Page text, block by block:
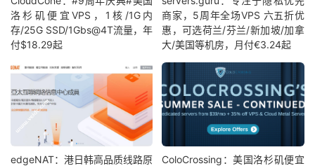
洛杉矶便宜VPS，1核/1G内
存/25G SSD/1Gbs@4T流量，年
付$18.29起
商家，5周年全场VPS 六五折优
惠，可选荷兰/芬兰/新加坡/加拿
大/美国等机房，月付€3.24起
edgeNAT：港日韩高品质线路原
ColoCrossing：美国洛杉矶便宜